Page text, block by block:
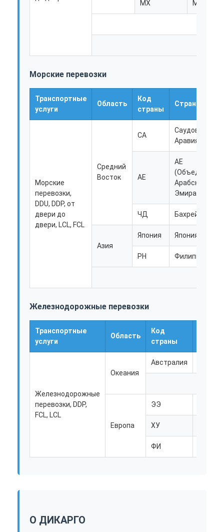
ЖЕЛЕЗНОДОРОЖНЫЕ ПЕРЕВОЗКИ
Служба хранения
МХ Мексика
Морские перевозки
Транспортные
услуги
Область
Код
страны
Страна
Морские
перевозки,
DDU, DDP, от
двери до
двери, LCL, FCL
Средний
Восток
СА
Саудовская
Аравия
АЕ
AE
Арабские
Эмираты)
ЧД Бахрейн
Азия
Япония Япония
PH Филиппины
Железнодорожные перевозки
Транспортные
услуги
Область
Код
страны
Железнодорожные
перевозки, DDP,
FCL, LCL
Океания
Австралия
Европа
ЭЭ
ХУ
ФИ
О ДИКАРГО